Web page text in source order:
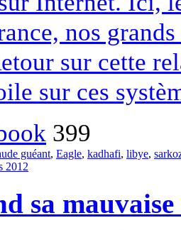
nos
sur cette
sur ces
399
guéant, Eagle, kadhafi, libye,
2012
sa mauvaise